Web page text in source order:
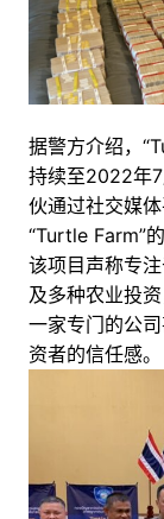
据警方介绍，
持续至2022年
伙通过社交媒
“Turtle Farm”
该项目声称专
及多种农业投
一家专门的公
资者的信任感。